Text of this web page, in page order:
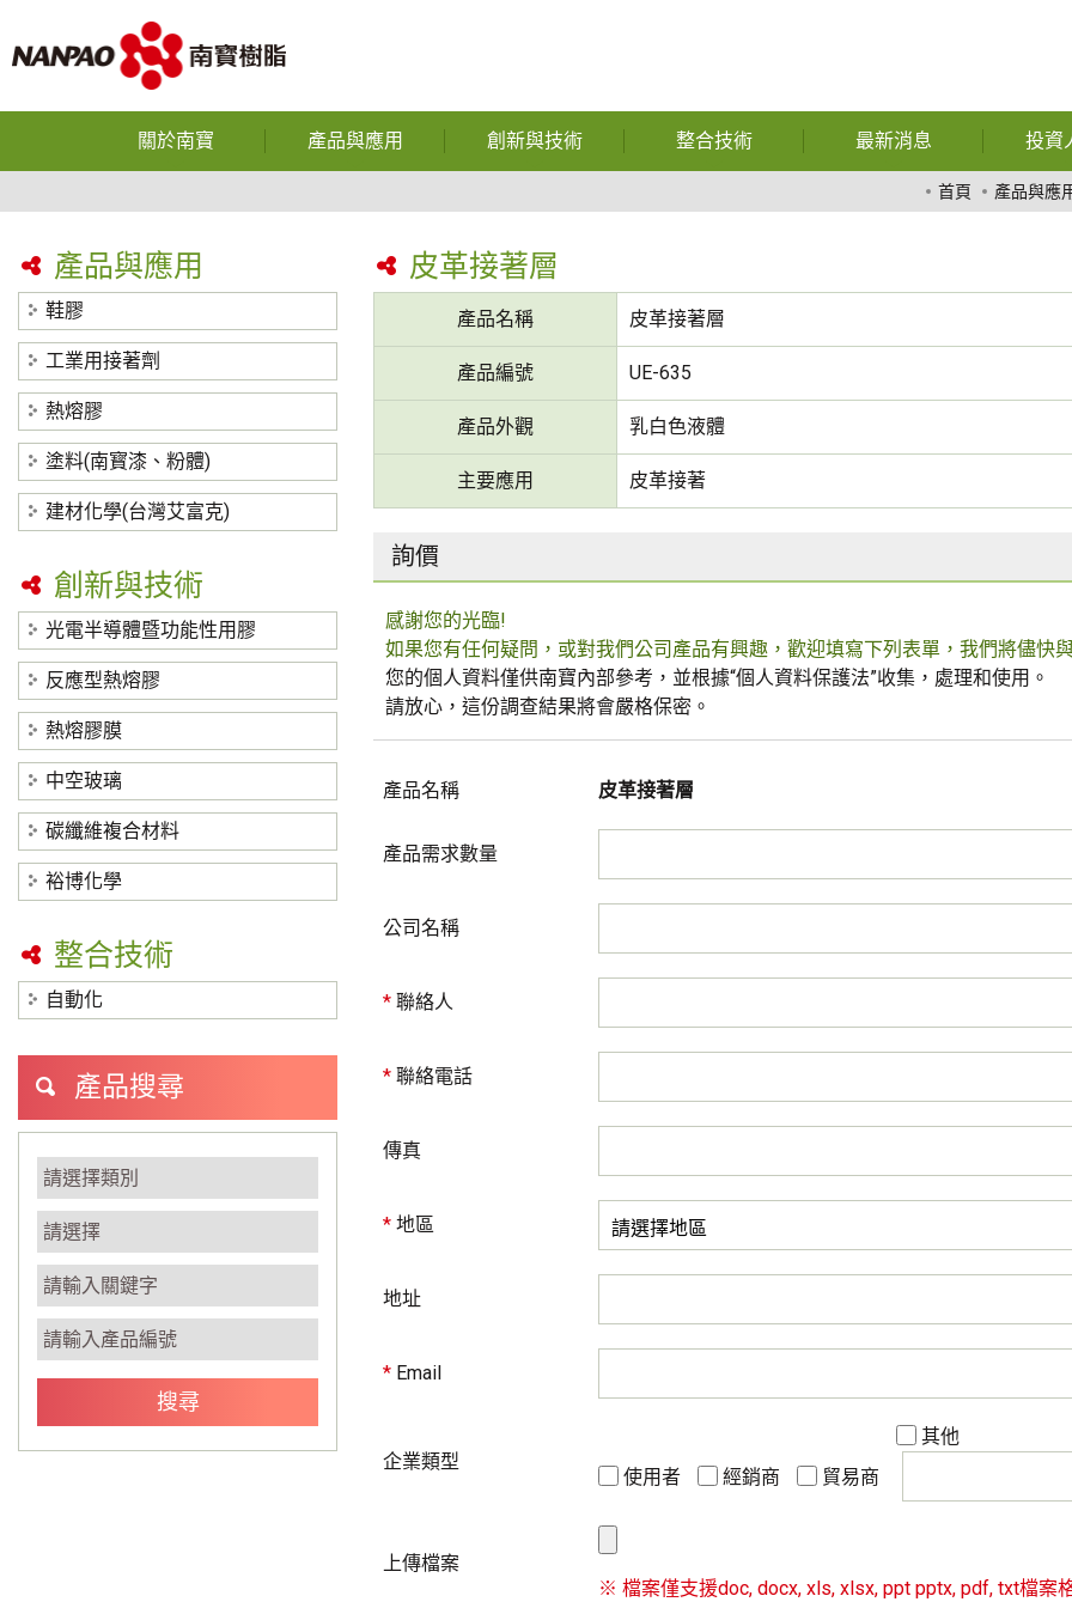
關於南寶
獲獎榮譽
營運據點
隱私權政策
產品與應用
熱熔膠
塗料(南寳漆、粉體)
創新與技術
反應型熱熔膠
熱熔膠膜
中空玻璃
碳纖維複合材料
裕博化學
整合技術 最新消息
公司相關報導
財務資訊
展覽訊息
問與答
投資
財
股
公
重
首頁 產品與應
皮革接著層
產品名稱 皮革接著層
產品編號 UE-635
產品外觀 乳白色液體
主要應用 皮革接著
詢價
感謝您的光臨!
如果您有任何疑問，或對我們公司產品有興趣，歡迎填寫下列表單，我們將儘快
您的個人資料僅供南寶內部參考，並根據“個人資料保護法”收集，處理和使用。
請放心，這份調查結果將會嚴格保密。
產品名稱 皮革接著層
產品需求數量
公司名稱
* 聯絡人
* 聯絡電話
傳真
* 地區
地址
* Email
企業類型
使用者 經銷商 貿易商
其他
上傳檔案
※ 檔案僅支援doc, docx, xls, xlsx, ppt pptx, pdf, txt檔案
產品與應用
鞋膠
工業用接著劑
熱熔膠
塗料(南寳漆、粉體)
建材化學(台灣艾富克)
創新與技術
光電半導體暨功能性用膠
反應型熱熔膠
熱熔膠膜
中空玻璃
碳纖維複合材料
裕博化學
整合技術
自動化
產品搜尋